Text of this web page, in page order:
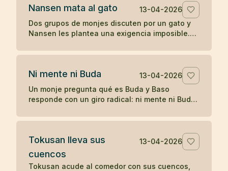
Nansen mata al gato
13-04-2026
Dos grupos de monjes discuten por un gato y
Nansen les plantea una exigencia imposible.
más tarde Joshu contesta sin palabras.
Ni mente ni Buda
13-04-2026
Un monje pregunta qué es Buda y Baso
responde con un giro radical: ni mente ni Buda.
formulación.
Tokusan lleva sus
cuencos
13-04-2026
Tokusan acude al comedor con sus cuencos,